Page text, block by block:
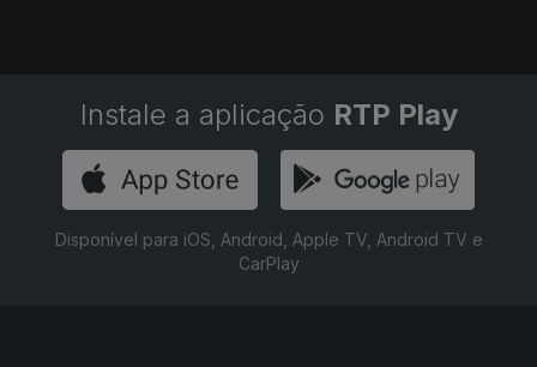
Instale a aplicação RTP Play
Disponível para iOS, Android, Apple TV, Android TV e
CarPlay